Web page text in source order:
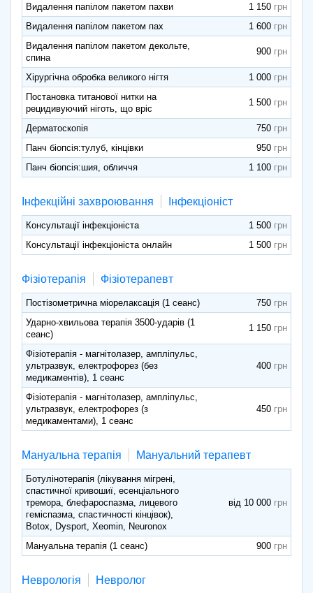
Видалення папілом пакетом пахви
1 150
Видалення папілом пакетом пах
1 600
Видалення папілом пакетом декольте,
спина
900
Хірургічна обробка великого нігтя
1 000
Постановка титанової нитки на
рецидивуючий ніготь, що вріс
1 500
Дерматоскопія
750
Панч біопсія:тулуб, кінцівки
950
Панч біопсія:шия, обличчя
1 100
Інфекційні захвроювання Інфекціоніст
Консультації інфекціоніста
1 500
Консультації інфекціоніста онлайн
1 500
Фізіотерапія Фізіотерапевт
Постізометрична міорелаксація (1 сеанс)
750
Ударно-хвильова терапія 3500-ударів (1
сеанс)
1 150
Фізіотерапія - магнітолазер, ампліпульс,
ультразвук, електрофорез (без
медикаментів), 1 сеанс
400
Фізіотерапія - магнітолазер, ампліпульс,
ультразвук, електрофорез (з
медикаментами), 1 сеанс
450
Мануальна терапія Мануальний терапевт
Ботулінотерапія (лікування мігрені,
спастичної кривошиї, есенціального
тремора, блефароспазма, лицевого
геміспазма, спастичності кінцівок),
Botox, Dysport, Xeomin, Neuronox
від 10 000
Мануальна терапія (1 сеанс) 900
Неврологія Невролог